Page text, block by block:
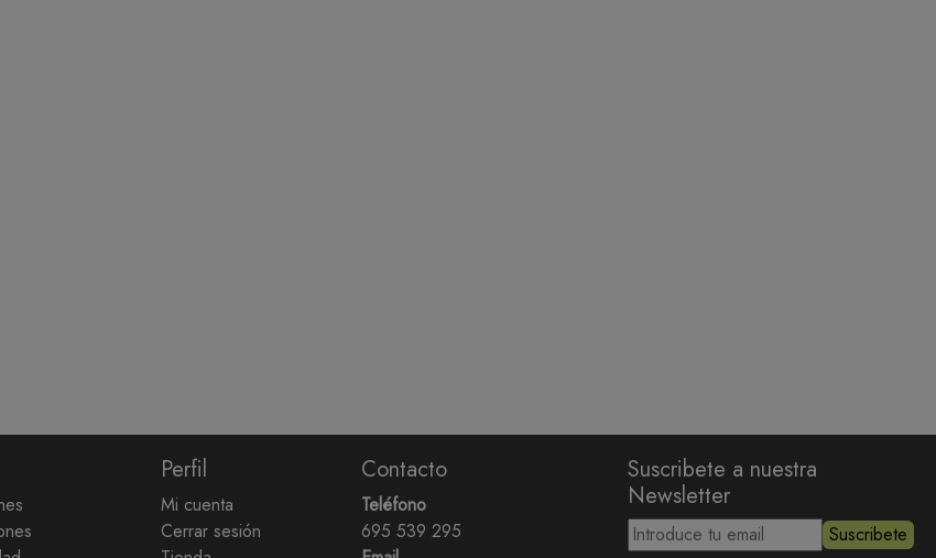
Perfil
Mi cuenta
Cerrar sesión
Contacto
Teléfono
695 539 295
Suscribete a nuestra
Newsletter
Suscribete